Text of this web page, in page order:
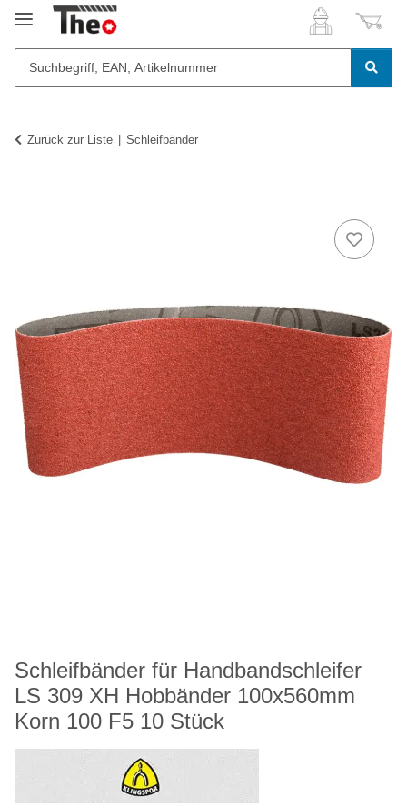
Zurück zur Liste Schleifbänder
Schleifbänder für Handbandschleifer
LS 309 XH Hobbänder 100x560mm
Korn 100 F5 10 Stück